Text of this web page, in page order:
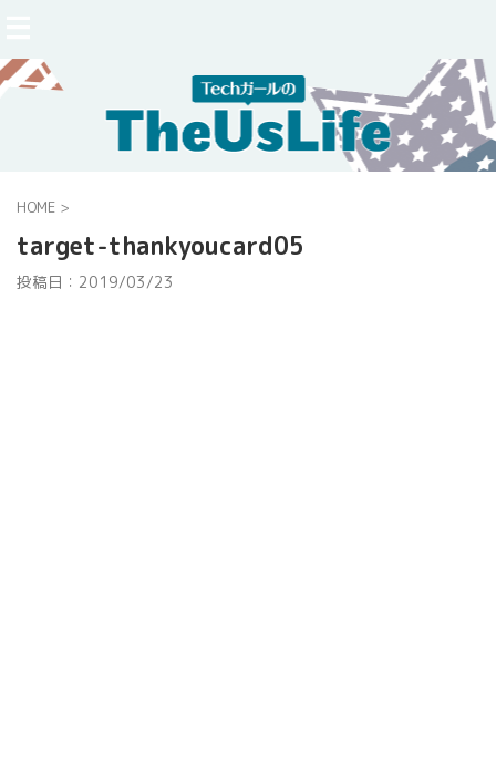
HOME >
target-thankyoucard05
投稿日： 2019/03/23